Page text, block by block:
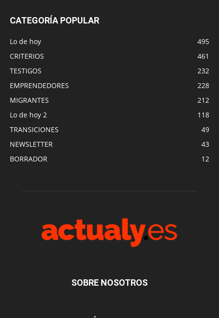
CATEGORÍA POPULAR
Lo de hoy
495
CRITERIOS
461
TESTIGOS
232
EMPRENDEDORES
228
MIGRANTES
212
Lo de hoy 2
118
TRANSICIONES
49
NEWSLETTER
43
BORRADOR
12
SOBRE NOSOTROS